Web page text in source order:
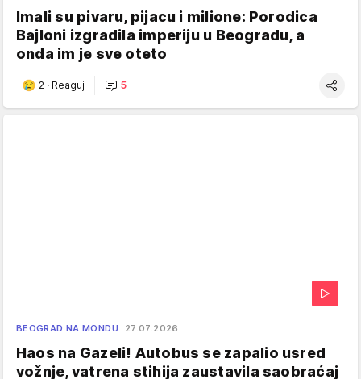
Imali su pivaru, pijacu i milione: Porodica
Bajloni izgradila imperiju u Beogradu, a
onda im je sve oteto
2 · Reaguj 5
BEOGRAD NA MONDU 27.07.2026.
Haos na Gazeli! Autobus se zapalio usred
vožnje, vatrena stihija zaustavila saobraćaj